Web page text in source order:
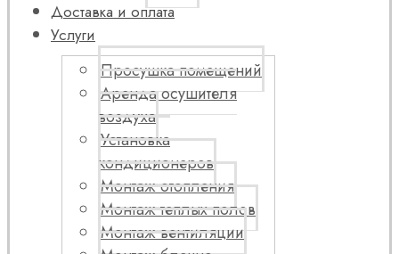
Доставка и оплата
Услуги
Просушка помещений
Аренда осушителя
воздуха
Установка
кондиционеров
Монтаж отопления
Монтаж теплых полов
Монтаж вентиляции